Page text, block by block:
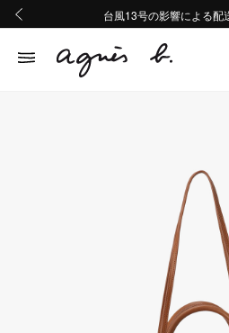
熊本地域地震の影響による
Summer Sale
台風13号の影響による配
熊本地域地震の影響による
Summer Sale